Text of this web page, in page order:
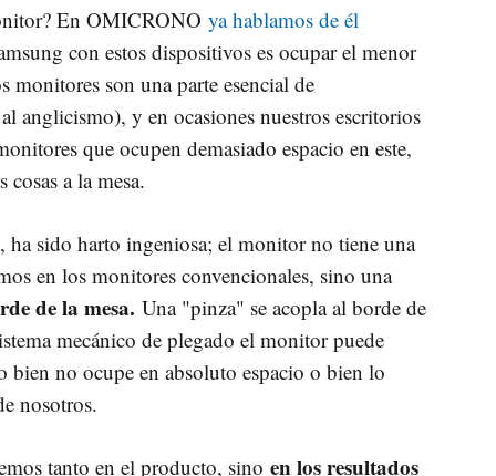
En OMICRONO ya hablamos de él
con estos dispositivos es ocupar el menor
monitores son una parte esencial de
anglicismo), y en ocasiones nuestros escritorios
que ocupen demasiado espacio en este,
a la mesa.
sido harto ingeniosa; el monitor no tiene una
en los monitores convencionales, sino una
de la mesa. Una "pinza" se acopla al borde de
mecánico de plegado el monitor puede
bien no ocupe en absoluto espacio o bien lo
nosotros.
tanto en el producto, sino en los resultados